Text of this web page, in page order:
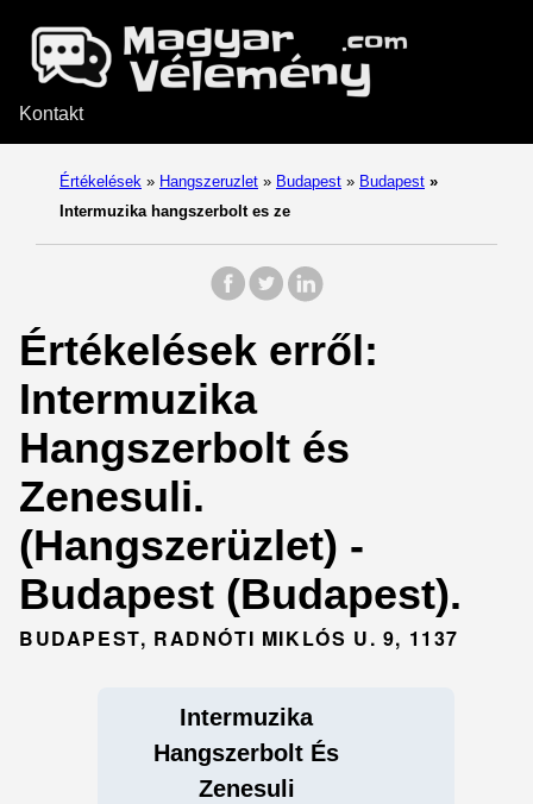
Kontakt
Értékelések » Hangszeruzlet » Budapest » Budapest »
Intermuzika hangszerbolt es ze
Értékelések erről:
Intermuzika
Hangszerbolt és
Zenesuli.
(Hangszerüzlet) -
Budapest (Budapest).
BUDAPEST, RADNÓTI MIKLÓS U. 9, 1137
Intermuzika
Hangszerbolt És
Zenesuli